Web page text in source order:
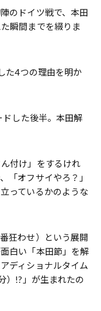
のドイツ戦で、本田
瞬間までを綴りま
た4つの理由を明か
した後半。本田解
付け」をするけれ
「オフサイやろ？」
っているかのような
狂わせ）という展開
白い「本田節」を解
ディショナルタイム
）!?」が生まれたの